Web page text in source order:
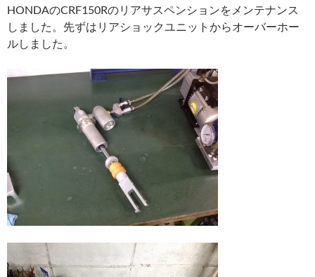
HONDAのCRF150Rのリアサスペンションをメンテナンス
しました。先ずはリアショックユニットからオーバーホー
ルしました。